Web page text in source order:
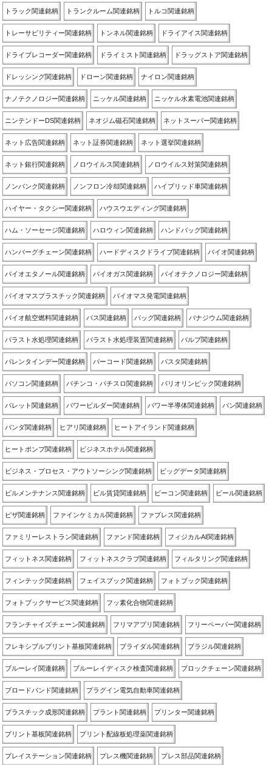
トラック関連銘柄 トランクルーム関連銘柄 トルコ関連銘柄
トレーサビリティー関連銘柄 トンネル関連銘柄 ドライアイス関連銘柄
ドライブレコーダー関連銘柄 ドライミスト関連銘柄 ドラッグストア関連銘柄
ドレッシング関連銘柄 ドローン関連銘柄 ナイロン関連銘柄
ナノテクノロジー関連銘柄 ニッケル関連銘柄 ニッケル水素電池関連銘柄
ニンテンドーDS関連銘柄 ネオジム磁石関連銘柄 ネットスーパー関連銘柄
ネット広告関連銘柄 ネット証券関連銘柄 ネット選挙関連銘柄
ネット銀行関連銘柄 ノロウイルス関連銘柄 ノロウイルス対策関連銘柄
ノンバンク関連銘柄 ノンフロン冷却関連銘柄 ハイブリッド車関連銘柄
ハイヤー・タクシー関連銘柄 ハウスウエディング関連銘柄
ハム・ソーセージ関連銘柄 ハロウィン関連銘柄 ハンドバッグ関連銘柄
ハンバーグチェーン関連銘柄 ハードディスクドライブ関連銘柄 バイオ関連銘柄
バイオエタノール関連銘柄 バイオガス関連銘柄 バイオテクノロジー関連銘柄
バイオマスプラスチック関連銘柄 バイオマス発電関連銘柄
バイオ航空燃料関連銘柄 バス関連銘柄 バッグ関連銘柄 バナジウム関連銘柄
バラスト水処理関連銘柄 バラスト水処理装置関連銘柄 バルブ関連銘柄
バレンタインデー関連銘柄 バーコード関連銘柄 パスタ関連銘柄
パソコン関連銘柄 パチンコ・パチスロ関連銘柄 パリオリンピック関連銘柄
パレット関連銘柄 パワービルダー関連銘柄 パワー半導体関連銘柄 パン関連銘柄
パンダ関連銘柄 ヒアリ関連銘柄 ヒートアイランド関連銘柄
ヒートポンプ関連銘柄 ビジネスホテル関連銘柄
ビジネス・プロセス・アウトソーシング関連銘柄 ビッグデータ関連銘柄
ビルメンテナンス関連銘柄 ビル賃貸関連銘柄 ビーコン関連銘柄 ビール関連銘柄
ピザ関連銘柄 ファインケミカル関連銘柄 ファブレス関連銘柄
ファミリーレストラン関連銘柄 ファンド関連銘柄 フィジカルAI関連銘柄
フィットネス関連銘柄 フィットネスクラブ関連銘柄 フィルタリング関連銘柄
フィンテック関連銘柄 フェイスブック関連銘柄 フォトブック関連銘柄
フォトブックサービス関連銘柄 フッ素化合物関連銘柄
フランチャイズチェーン関連銘柄 フリマアプリ関連銘柄 フリーペーパー関連銘柄
フレキシブルプリント基板関連銘柄 ブライダル関連銘柄 ブラジル関連銘柄
ブルーレイ関連銘柄 ブルーレイディスク検査関連銘柄 ブロックチェーン関連銘柄
ブロードバンド関連銘柄 プラグイン電気自動車関連銘柄
プラスチック成形関連銘柄 プラント関連銘柄 プリンター関連銘柄
プリント基板関連銘柄 プリント配線板処理薬関連銘柄
プレイステーション関連銘柄 プレス機関連銘柄 プレス部品関連銘柄